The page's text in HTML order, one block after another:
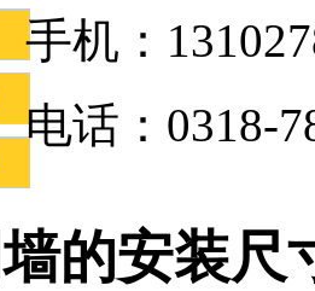
的安装尺
手机：
电话：0318-